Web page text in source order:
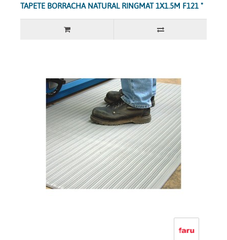
TAPETE BORRACHA NATURAL RINGMAT 1X1.5M F121 "